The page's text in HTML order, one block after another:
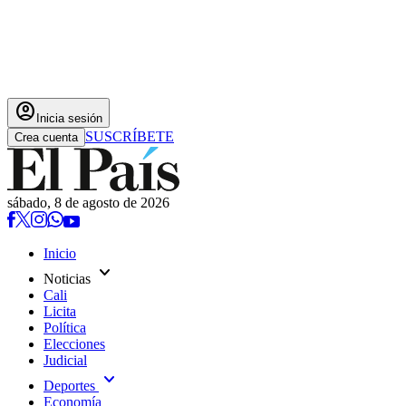
account_circle Inicia sesión
Crea cuenta SUSCRÍBETE
sábado, 8 de agosto de 2026
Inicio
Noticias expand_more
Cali
Licita
Política
Elecciones
Judicial
Deportes expand_more
Economía